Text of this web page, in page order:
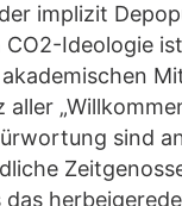
implizit
Ideologie
sind
das